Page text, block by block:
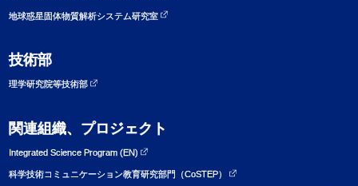
地球惑星固体物質解析システム研究室
技術部
理学研究院等技術部
関連組織、プロジェクト
Integrated Science Program (EN)
科学技術コミュニケーション教育研究部門（CoSTEP）